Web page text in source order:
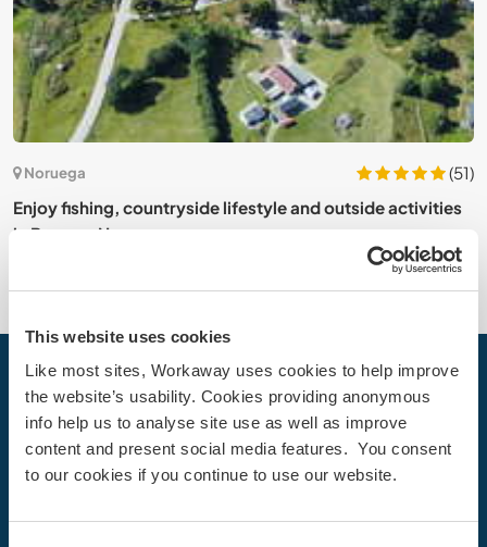
This website uses cookies
Like most sites, Workaway uses cookies to help improve
the website’s usability. Cookies providing anonymous
info help us to analyse site use as well as improve
content and present social media features. You consent
to our cookies if you continue to use our website.
Noruega
(51)
Enjoy fishing, countryside lifestyle and outside activities
in Bergen, Norway
Sua próxima Aventura começa hoje
Junte-se à comunidade Workaway hoje mesmo para
descobrir experiências de viagem únicas com mais de
50.000 oportunidades por todo o mundo.